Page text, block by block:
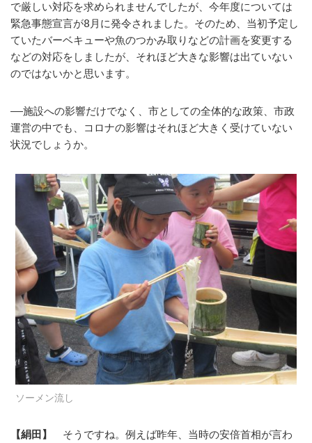
で厳しい対応を求められませんでしたが、今年度については
緊急事態宣言が8月に発令されました。そのため、当初予定し
ていたバーベキューや魚のつかみ取りなどの計画を変更する
などの対応をしましたが、それほど大きな影響は出ていない
のではないかと思います。
――施設への影響だけでなく、市としての全体的な政策、市政
運営の中でも、コロナの影響はそれほど大きく受けていない
状況でしょうか。
ソーメン流し
【絹田】
そうですね。例えば昨年、当時の安倍首相が言わ